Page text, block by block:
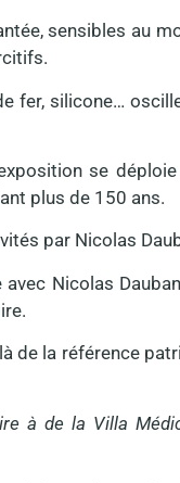
sensibles au
fer, silicone…
se
plus de 150 ans.
par Nicolas
Nicolas
de la référence
à de la Villa